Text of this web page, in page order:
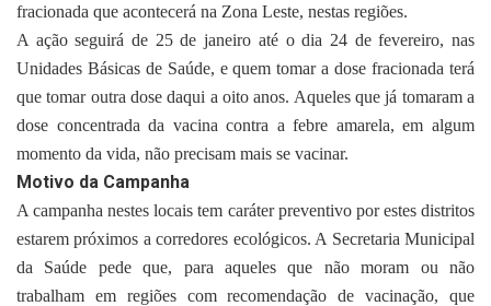
fracionada que acontecerá na Zona Leste, nestas regiões.
A ação seguirá de 25 de janeiro até o dia 24 de fevereiro, nas
Unidades Básicas de Saúde, e quem tomar a dose fracionada terá
que tomar outra dose daqui a oito anos. Aqueles que já tomaram a
dose concentrada da vacina contra a febre amarela, em algum
momento da vida, não precisam mais se vacinar.
Motivo da Campanha
A campanha nestes locais tem caráter preventivo por estes distritos
estarem próximos a corredores ecológicos. A Secretaria Municipal
da Saúde pede que, para aqueles que não moram ou não
trabalham em regiões com recomendação de vacinação, que